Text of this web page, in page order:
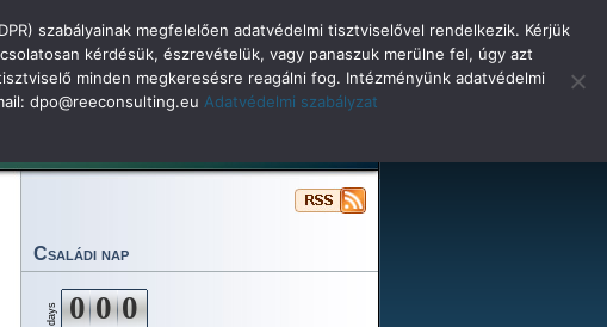
Családi nap
days 0 0 0
szabályainak megfelelően adatvédelmi tisztviselővel rendelkezik. Kérjük
kérdésük, észrevételük, vagy panaszuk merülne fel, úgy azt
minden megkeresésre reagálni fog. Intézményünk adatvédelmi
dpo@reeconsulting.eu Adatvédelmi szabályzat